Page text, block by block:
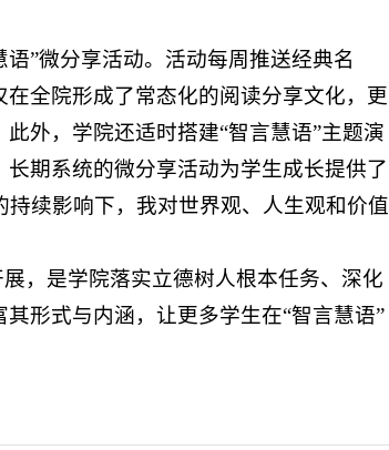
”微分享活动。活动每周推送经典名
全院形成了常态化的阅读分享文化，更
外，学院还适时搭建“智言慧语”主题演
期系统的微分享活动为学生成长提供了
持续影响下，我对世界观、人生观和价值
，是学院落实立德树人根本任务、深化
形式与内涵，让更多学生在“智言慧语”